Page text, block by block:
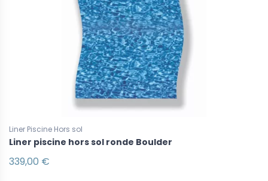
Liner Piscine Hors sol
Liner piscine hors sol ronde Boulder
339,00 €